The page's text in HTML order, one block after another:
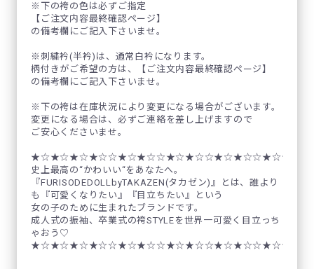
※下の袴の色は必ずご指定
【ご注文内容最終確認ページ】
の備考欄にご記入下さいませ。
※刺繍衿(半衿)は、通常白衿になります。
柄付きがご希望の方は、【ご注文内容最終確認ページ】
の備考欄にご記入下さいませ。
※下の袴は在庫状況により変更になる場合がございます。
変更になる場合は、必ずご連絡を差し上げますので
ご安心くださいませ。
史上最高の“かわいい“をあなたへ。
『FURISODEDOLLbyTAKAZEN(タカゼン)』とは、誰より
も『可愛くなりたい』『目立ちたい』という
女の子のために生まれたブランドです。
成人式の振袖、卒業式の袴STYLEを世界一可愛く目立っち
ゃおう♡